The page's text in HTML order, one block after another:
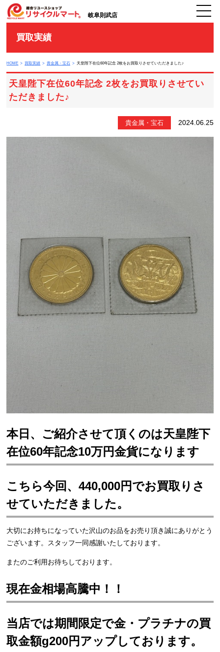
岐阜則武店
買取実績
HOME 買取実績 貴金属・宝石 天皇陛下在位60年記念 2枚をお買取りさせていただきました♪
天皇陛下在位60年記念 2枚をお買取りさせてい
ただきました♪
貴金属・宝石 2024.06.25
本日、ご紹介させて頂くのは天皇陛下
在位60年記念10万円金貨になります
こちら今回、440,000円でお買取りさ
せていただきました。
大切にお持ちになっていた沢山のお品をお売り頂き誠にありがとう
ございます。スタッフ一同感謝いたしております。
またのご利用お待ちしております。
現在金相場高騰中！！
当店では期間限定で金・プラチナの買
取金額g200円アップしております。